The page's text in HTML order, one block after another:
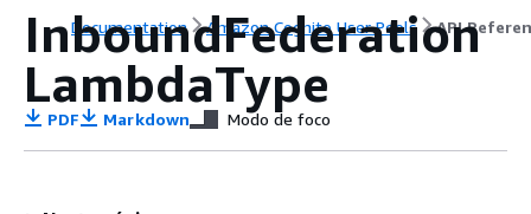
Documentation Amazon Cognito User Pools API
InboundFederation
LambdaType
PDF Markdown Modo de foco